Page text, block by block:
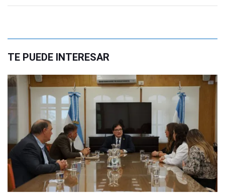
TE PUEDE INTERESAR